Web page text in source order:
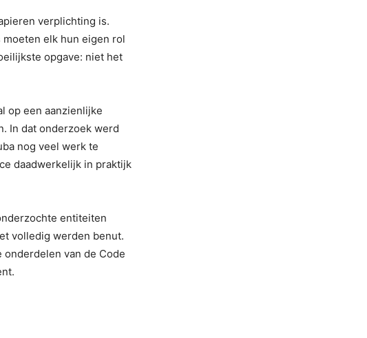
verplichting is.
elk hun eigen rol
opgave: niet het
op een aanzienlijke
In dat onderzoek werd
nog veel werk te
daadwerkelijk in praktijk
entiteiten
volledig werden benut.
van de Code